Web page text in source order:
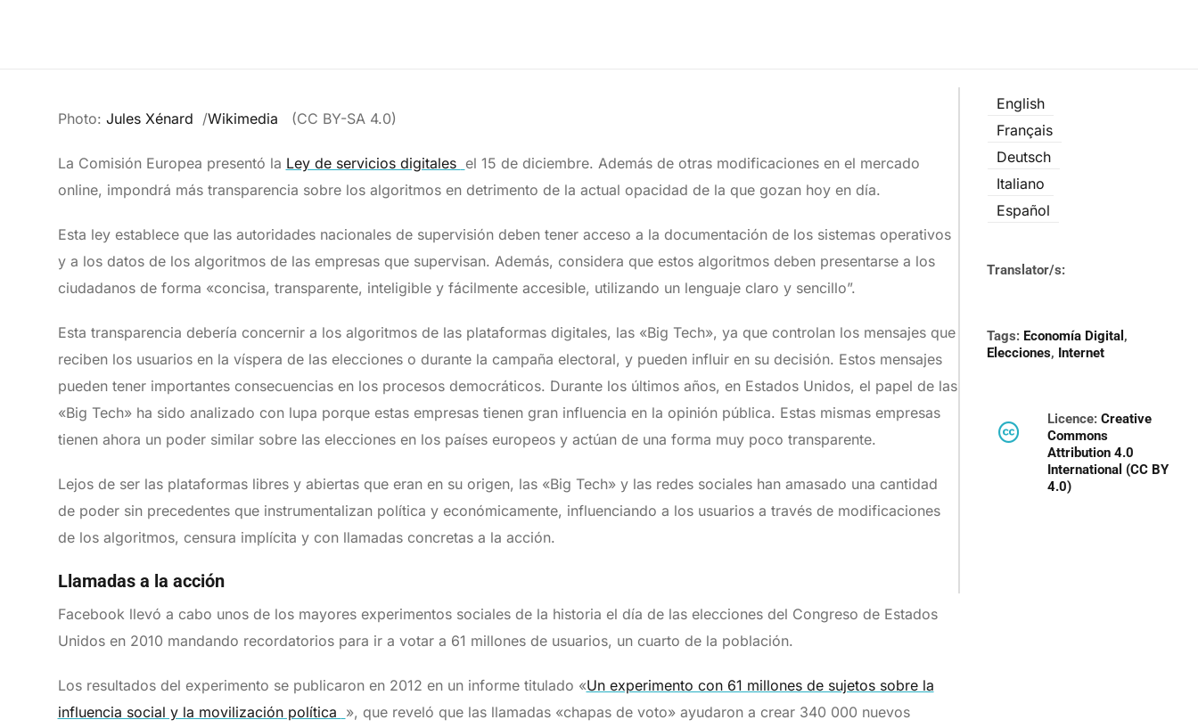
Photo: Jules Xénard /Wikimedia (CC BY-SA 4.0)
La Comisión Europea presentó la Ley de servicios digitales el 15 de diciembre. Además de otras modificaciones en el mercado
online, impondrá más transparencia sobre los algoritmos en detrimento de la actual opacidad de la que gozan hoy en día.
Esta ley establece que las autoridades nacionales de supervisión deben tener acceso a la documentación de los sistemas operativos
y a los datos de los algoritmos de las empresas que supervisan. Además, considera que estos algoritmos deben presentarse a los
ciudadanos de forma «concisa, transparente, inteligible y fácilmente accesible, utilizando un lenguaje claro y sencillo”.
Esta transparencia debería concernir a los algoritmos de las plataformas digitales, las «Big Tech», ya que controlan los mensajes que
reciben los usuarios en la víspera de las elecciones o durante la campaña electoral, y pueden influir en su decisión. Estos mensajes
pueden tener importantes consecuencias en los procesos democráticos. Durante los últimos años, en Estados Unidos, el papel de las
«Big Tech» ha sido analizado con lupa porque estas empresas tienen gran influencia en la opinión pública. Estas mismas empresas
tienen ahora un poder similar sobre las elecciones en los países europeos y actúan de una forma muy poco transparente.
Lejos de ser las plataformas libres y abiertas que eran en su origen, las «Big Tech» y las redes sociales han amasado una cantidad
de poder sin precedentes que instrumentalizan política y económicamente, influenciando a los usuarios a través de modificaciones
de los algoritmos, censura implícita y con llamadas concretas a la acción.
Llamadas a la acción
Facebook llevó a cabo unos de los mayores experimentos sociales de la historia el día de las elecciones del Congreso de Estados
Unidos en 2010 mandando recordatorios para ir a votar a 61 millones de usuarios, un cuarto de la población.
Los resultados del experimento se publicaron en 2012 en un informe titulado «Un experimento con 61 millones de sujetos sobre la
influencia social y la movilización política », que reveló que las llamadas «chapas de voto» ayudaron a crear 340 000 nuevos
English
Français
Deutsch
Italiano
Español
Translator/s:
Tags: Economía Digital ,
Elecciones, Internet
Licence:Creative
Commons
Attribution 4.0
International (CC BY
4.0)